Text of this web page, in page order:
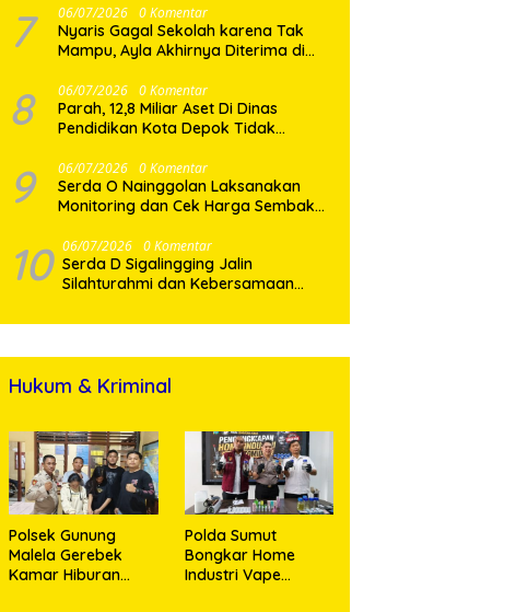
Bersama
7 06/07/2026 0 Komentar
Nyaris Gagal Sekolah karena Tak
Mampu, Ayla Akhirnya Diterima di
Datang Membawa Harapan
8 06/07/2026 0 Komentar
Parah, 12,8 Miliar Aset Di Dinas
Pendidikan Kota Depok Tidak
Hilang atau Dibuat Hilang ?
9 06/07/2026 0 Komentar
Serda O Nainggolan Laksanakan
Monitoring dan Cek Harga Sembako
10 06/07/2026 0 Komentar
Serda D Sigalingging Jalin
Silahturahmi dan Kebersamaan
Hukum & Kriminal
Polsek Gunung
Malela Gerebek
Kamar Hiburan
Polda Sumut
Bongkar Home
Industri Vape